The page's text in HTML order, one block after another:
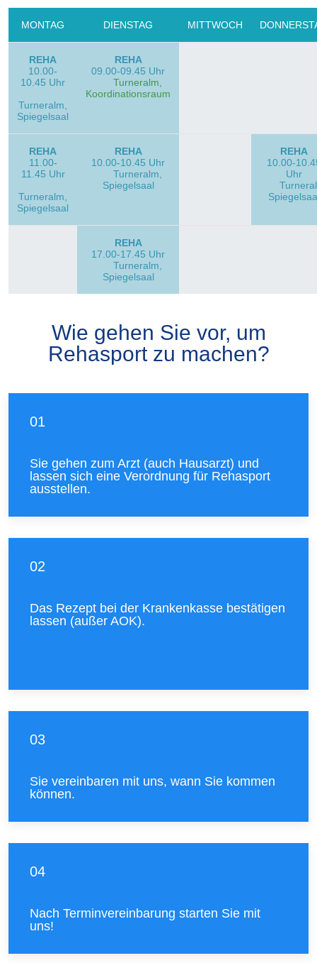
MONTAG DIENSTAG MITTWOCH
REHA
10.00-
10.45 Uhr
Turneralm,
Spiegelsaal
REHA
09.00-09.45 Uhr
Turneralm,
Koordinationsraum
REHA
11.00-
11.45 Uhr
Turneralm,
Spiegelsaal
REHA
10.00-10.45 Uhr
Turneralm,
Spiegelsaal
REHA
10.00-
Uhr
REHA
17.00-17.45 Uhr
Turneralm,
Spiegelsaal
Wie gehen Sie vor, um
Rehasport zu machen?
01
Sie gehen zum Arzt (auch Hausarzt) und
lassen sich eine Verordnung für Rehasport
ausstellen.
02
Das Rezept bei der Krankenkasse bestätigen
lassen (außer AOK).
03
Sie vereinbaren mit uns, wann Sie kommen
können.
04
Nach Terminvereinbarung starten Sie mit
uns!